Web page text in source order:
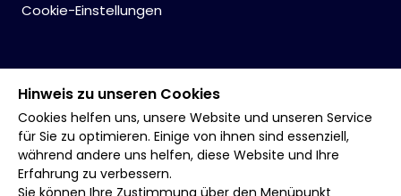
Cookie-Einstellungen
Hinweis zu unseren Cookies
Cookies helfen uns, unsere Website und unseren Service
für Sie zu optimieren. Einige von ihnen sind essenziell,
während andere uns helfen, diese Website und Ihre
Erfahrung zu verbessern.
Sie können Ihre Zustimmung über den Menüpunkt